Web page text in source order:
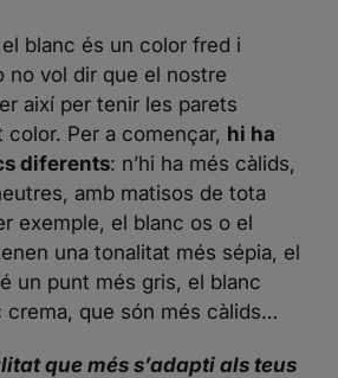
blanc és un color fred i
no vol dir que el nostre
així per tenir les parets
color. Per a començar, hi ha
diferents: n’hi ha més càlids,
amb matisos de tota
exemple, el blanc os o el
una tonalitat més sépia, el
un punt més gris, el blanc
crema, que són més càlids…
que més s’adapti als teus